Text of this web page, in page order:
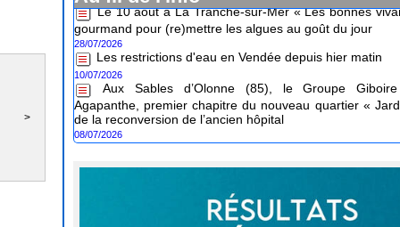
>
gourmand pour (re)mettre les algues au goût du jour
28/07/2026
Les restrictions d'eau en Vendée depuis hier matin
10/07/2026
Aux Sables d’Olonne (85), le Groupe
Agapanthe, premier chapitre du nouveau quartier «
de la reconversion de l’ancien hôpital
08/07/2026